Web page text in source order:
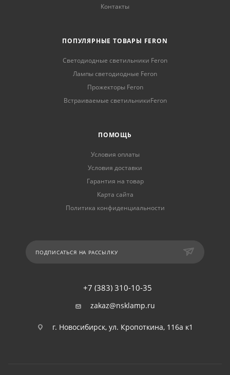
Контакты
ПОПУЛЯРНЫЕ ТОВАРЫ FERON
Светодиодные светильники Feron
Лампы светодиодные Feron
Прожекторы Feron
Встраиваемые светильникиFeron
ПОМОЩЬ
Условия оплаты
Условия доставки
Гарантия на товар
Карта сайта
Политика конфиденциальности
ПОДПИСАТЬСЯ НА РАССЫЛКУ
+7 (383) 310-10-35
zakaz@nsklamp.ru
г. Новосибирск, ул. Кропоткина, 116а к1